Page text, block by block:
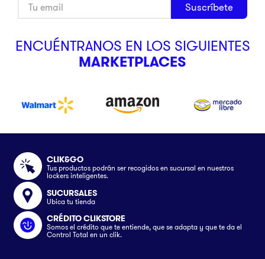
Suscríbete
ENCUÉNTRANOS EN LOS SIGUIENTES
MARKETPLACES
CLIK&GO
Tus productos podrán ser recogidos en sucursal en nuestros
lockers inteligentes.
SUCURSALES
Ubica tu tienda
CRÉDITO CLIKSTORE
Somos el crédito que te entiende, que se adapta y que te da el
Control Total en un clik.